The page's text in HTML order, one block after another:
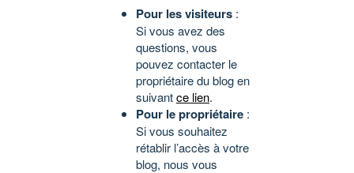
Pour les visiteurs :
Si vous avez des
questions, vous
pouvez contacter le
propriétaire du blog en
suivantce lien.
Pour le propriétaire :
Si vous souhaitez
rétablir l’accès à votre
blog, nous vous